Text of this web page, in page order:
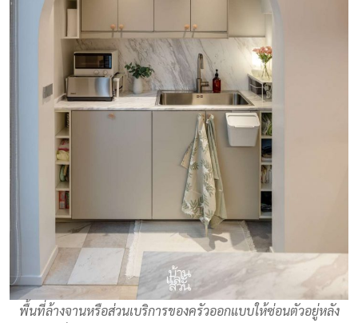
พื้นที่ล้างจานหรือส่วนเบริการของครัวออกแบบให้ซ่อนตัวอยู่หลัง